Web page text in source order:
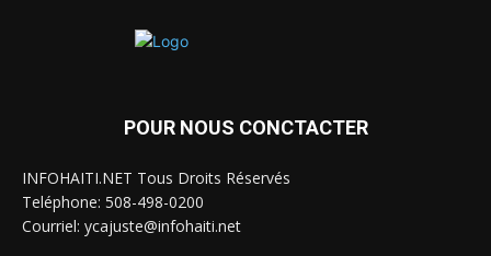
POUR NOUS CONCTACTER
INFOHAITI.NET Tous Droits Réservés
Teléphone: 508-498-0200
Courriel: ycajuste@infohaiti.net